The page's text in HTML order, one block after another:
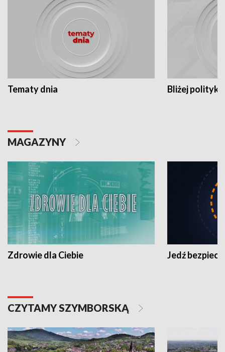
Tematy dnia Bliżej polityki
MAGAZYNY
Zdrowie dla Ciebie Jedź
CZYTAMY SZYMBORSKĄ